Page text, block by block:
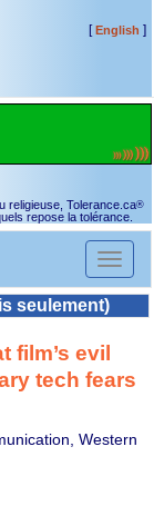
[English ]
religieuse, Tolerance.ca®
repose la tolérance.
Toggle
seulement)
film’s evil
tech fears
Western